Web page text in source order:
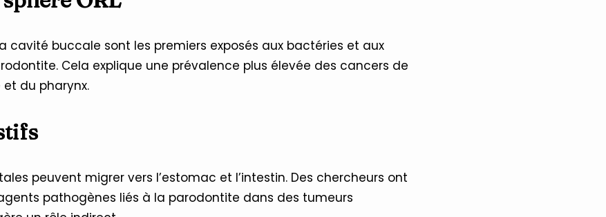
cavité buccale sont les premiers exposés aux bactéries et aux
Cela explique une prévalence plus élevée des cancers de
du pharynx.
peuvent migrer vers l’estomac et l’intestin. Des chercheurs ont
pathogènes liés à la parodontite dans des tumeurs